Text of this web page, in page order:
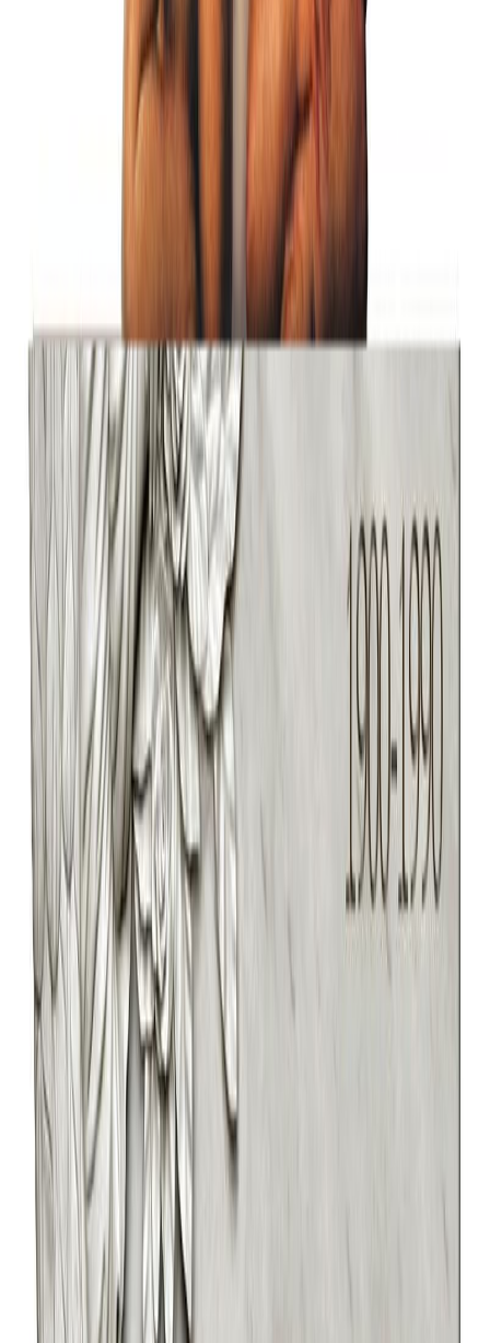
Бесплатно
Ниша
Быстрый заказ
Технические характеристики
Доставка и оплата
Композиция сложной формы «Табличка 107» представляет
собой выразительное решение для оформления памятного
места. Её отличительной чертой является уникальный,
художественно продуманный силуэт, который придаёт
объекту особую индивидуальность и глубину восприятия.
Форма создана с вниманием к гармонии и пропорциям, что
позволяет ей органично вписаться в окружающее
пространство, становясь его неотъемлемой и уважительной
частью.
Данное изделие предназначено для размещения важной
информации, имён и дат, выполняя ключевую роль в
сохранении памяти. Его сложная конфигурация подчёркивает
значимость момента и уникальность личности, для которой
оно предназначено. Визуальная выразительность композиции
направлена на то, чтобы вызывать размышление и
эмоциональный отклик, создавая атмосферу почтения и
спокойствия.
«Табличка 107» — это выбор для тех, кто ценит
нестандартный, осмысленный подход к оформлению. Она
говорит об особом внимании к деталям и желании создать не
просто стандартный объект, а цельный образ, несущий в себе
смысл и уважение. Такое решение подчёркивает заботу и
глубокое личное отношение, превращая памятное место в
место силы и тихой беседы с памятью, где каждая линия
формы обретает своё значение.
При выборе места для установки композиции «Табличка 107»
рекомендуется учитывать её визуальное взаимодействие с
ландшафтом. Художественный силуэт наиболее выигрышно
смотрится на фоне вертикальных элементов: хвойных
насаждений, декоративных кустарников или невысокой
живой изгороди. Это создаёт необходимый контраст и
подчёркивает выразительность линий, не нарушая общей
гармонии участка.
Важным аспектом является долговечность восприятия.
Продуманные пропорции и целостный образ обеспечивают,
чтобы композиция сохраняла свою эстетическую ценность и
смысловую нагрузку в любое время года. Она становится
устойчивым визуальным акцентом, который органично
существует в естественном цикле смены сезонов, не теряя
своего достоинства и выразительности.